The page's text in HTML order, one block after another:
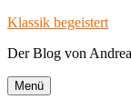
Zum
springen
Klassik begeistert
Der Blog von
Menü